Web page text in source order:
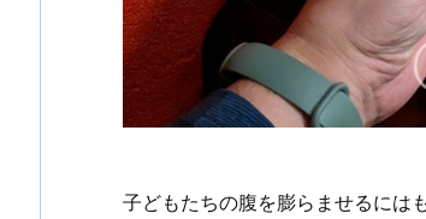
子どもたちの腹を膨らませるには